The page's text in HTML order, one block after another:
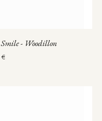
- Woodillon